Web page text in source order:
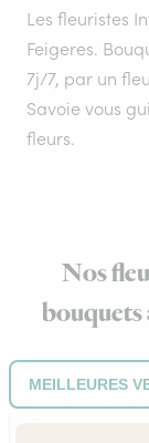
Les fleuristes
Feigeres.
7j/7, par un
Savoie vous
fleurs.
Nos